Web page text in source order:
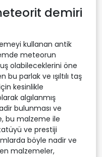
demiri
kullanan antik
meteorun
olabileceklerini öne
parlak ve ışıltılı taş
kesinlikle
algılanmış
bulunması ve
bu malzeme ile
ve prestiji
böyle nadir ve
malzemeler,